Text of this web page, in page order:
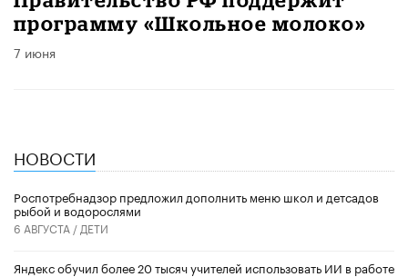
программу «Школьное молоко»
7 июня
НОВОСТИ
Роспотребнадзор предложил дополнить меню школ и детсадов
рыбой и водорослями
6 АВГУСТА / ДЕТИ
​Яндекс обучил более 20 тысяч учителей использовать ИИ в работе